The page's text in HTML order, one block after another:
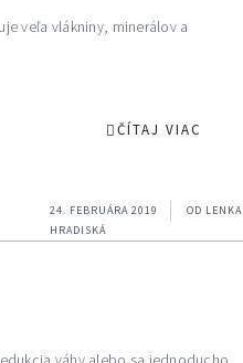
veľa vlákniny, minerálov a
ČÍTAJ VIAC
24. FEBRUÁRA 2019 OD LENKA
HRADISKÁ